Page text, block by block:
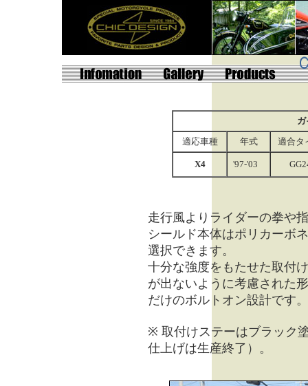
適応車種
年式 適合タ
X4 '97-'03
走行風よりライダーの拳や
シールド本体はポリカーボ
選択できます。
十分な強度をもたせた取付
が出ないように考慮された
だけのボルトオン設計です。
※ 取付けステーはブラック
仕上げは生産終了）。